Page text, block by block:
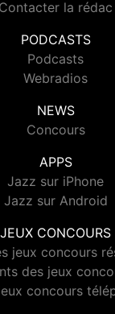
Contacter la rédac
PODCASTS
Podcasts
Webradios
NEWS
Concours
APPS
Jazz sur iPhone
Jazz sur Android
JEUX CONCOURS
jeux concours
des jeux
concours